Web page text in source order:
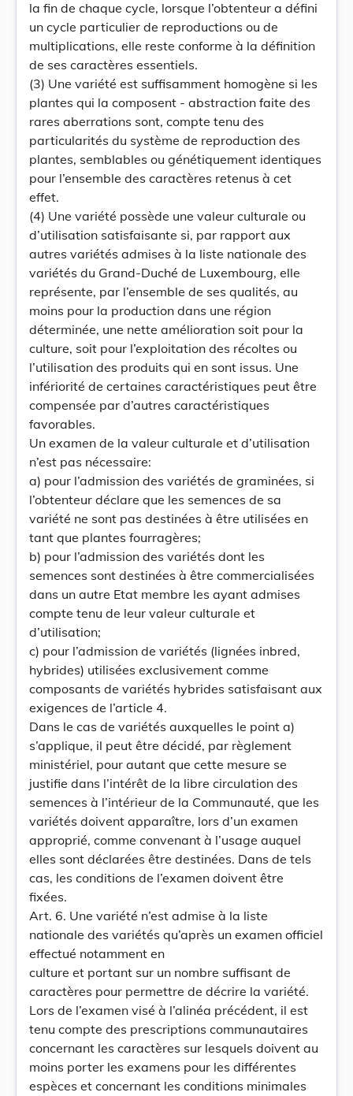
la fin de chaque cycle, lorsque l’obtenteur a défini
un cycle particulier de reproductions ou de
multiplications, elle reste conforme à la définition
de ses caractères essentiels.
(3) Une variété est suffisamment homogène si les
plantes qui la composent - abstraction faite des
rares aberrations sont, compte tenu des
particularités du système de reproduction des
plantes, semblables ou génétiquement identiques
pour l’ensemble des caractères retenus à cet
effet.
(4) Une variété possède une valeur culturale ou
d’utilisation satisfaisante si, par rapport aux
autres variétés admises à la liste nationale des
variétés du Grand-Duché de Luxembourg, elle
représente, par l’ensemble de ses qualités, au
moins pour la production dans une région
déterminée, une nette amélioration soit pour la
culture, soit pour l’exploitation des récoltes ou
l’utilisation des produits qui en sont issus. Une
infériorité de certaines caractéristiques peut être
compensée par d’autres caractéristiques
favorables.
Un examen de la valeur culturale et d’utilisation
n’est pas nécessaire:
a) pour l’admission des variétés de graminées, si
l’obtenteur déclare que les semences de sa
variété ne sont pas destinées à être utilisées en
tant que plantes fourragères;
b) pour l’admission des variétés dont les
semences sont destinées à être commercialisées
dans un autre Etat membre les ayant admises
compte tenu de leur valeur culturale et
d’utilisation;
c) pour l’admission de variétés (lignées inbred,
hybrides) utilisées exclusivement comme
composants de variétés hybrides satisfaisant aux
exigences de l’article 4.
Dans le cas de variétés auxquelles le point a)
s’applique, il peut être décidé, par règlement
ministériel, pour autant que cette mesure se
justifie dans l’intérêt de la libre circulation des
semences à l’intérieur de la Communauté, que les
variétés doivent apparaître, lors d’un examen
approprié, comme convenant à l’usage auquel
elles sont déclarées être destinées. Dans de tels
cas, les conditions de l’examen doivent être
fixées.
Art. 6. Une variété n’est admise à la liste
nationale des variétés qu’après un examen officiel
effectué notamment en
culture et portant sur un nombre suffisant de
caractères pour permettre de décrire la variété.
Lors de l’examen visé à l’alinéa précédent, il est
tenu compte des prescriptions communautaires
concernant les caractères sur lesquels doivent au
moins porter les examens pour les différentes
espèces et concernant les conditions minimales